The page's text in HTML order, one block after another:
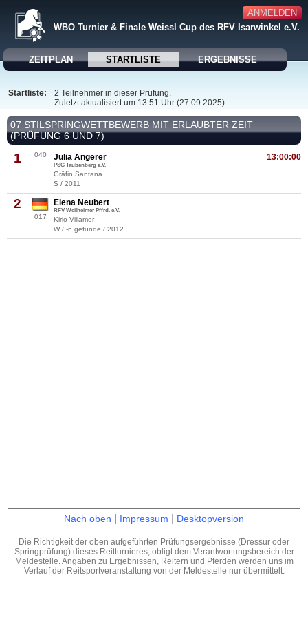
ANMELDEN
WBO Turnier & Finale Weissl Cup des RFV Isarwinkel e.V.
ZEITPLAN STARTLISTE ERGEBNISSE
Startliste:
2 Teilnehmer in dieser Prüfung.
Zuletzt aktualisiert um 13:51 Uhr (27.09.2025)
07 STILSPRINGWETTBEWERB MIT ERLAUBTER ZEIT
(PRÜFUNG 6 UND 7)
1 040 13:00:00
Julia Angerer
PSG Taubenberg e.V.
Gräfin Santana
S / 2011
2
017
Elena Neubert
RFV Weilheimer Pffrd. e.V.
Kirio Villamor
W / -n.gefunde / 2012
Nach oben Impressum Desktopversion
Die Richtigkeit der oben aufgeführten Prüfungsergebnisse (Dressur oder
Springprüfung) dieses Reitturnieres, obligt dem Verantwortungsbereich der
Meldestelle. Angaben zu Ergebnissen, Reitern und Pferden werden uns im
Verlauf der Reitsportveranstaltung von der Meldestelle nur übermittelt.